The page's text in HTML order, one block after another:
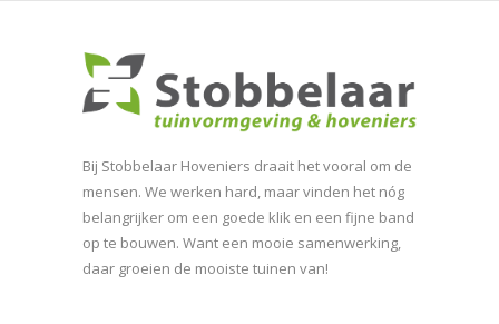
Bij Stobbelaar Hoveniers draait het vooral om de
mensen. We werken hard, maar vinden het nóg
belangrijker om een goede klik en een fijne band
op te bouwen. Want een mooie samenwerking,
daar groeien de mooiste tuinen van!